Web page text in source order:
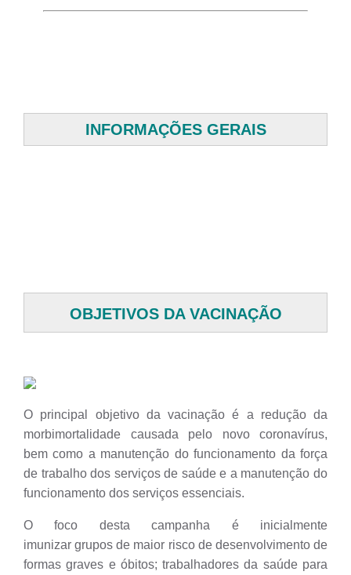
INFORMAÇÕES GERAIS
OBJETIVOS DA VACINAÇÃO
O principal objetivo da vacinação é a redução da
morbimortalidade causada pelo novo coronavírus,
bem como a manutenção do funcionamento da força
de trabalho dos serviços de saúde e a manutenção do
funcionamento dos serviços essenciais.
O foco desta campanha é inicialmente
imunizar grupos de maior risco de desenvolvimento de
formas graves e óbitos; trabalhadores da saúde para